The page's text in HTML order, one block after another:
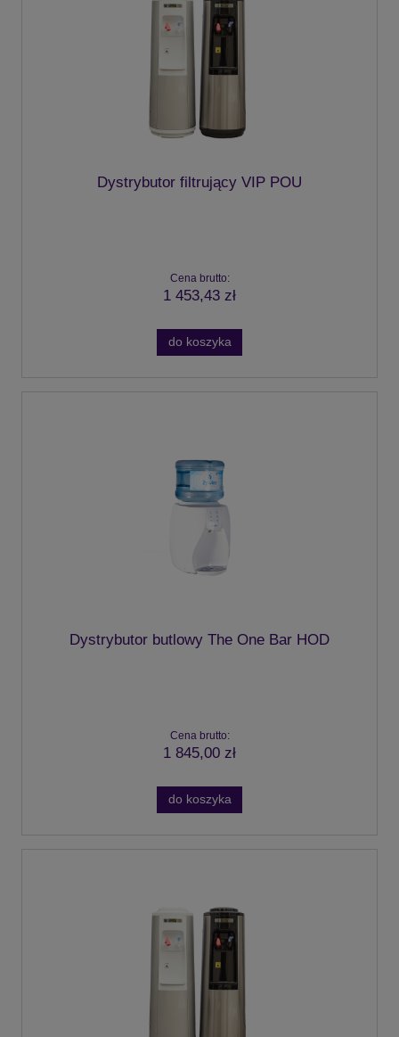
Dystrybutor filtrujący VIP POU
Cena brutto:
1 453,43 zł
do koszyka
Dystrybutor butlowy The One Bar HOD
Cena brutto:
1 845,00 zł
do koszyka